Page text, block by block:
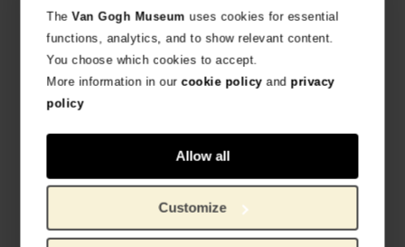
TheVan Gogh Museum uses cookies for essential
functions, analytics, and to show relevant content.
You choose which cookies to accept.
More information in ourcookie policyand privacy
policy
Allow all
Customize